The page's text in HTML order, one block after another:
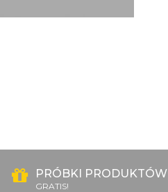
PRÓBKI PRODUKTÓW
GRATIS!